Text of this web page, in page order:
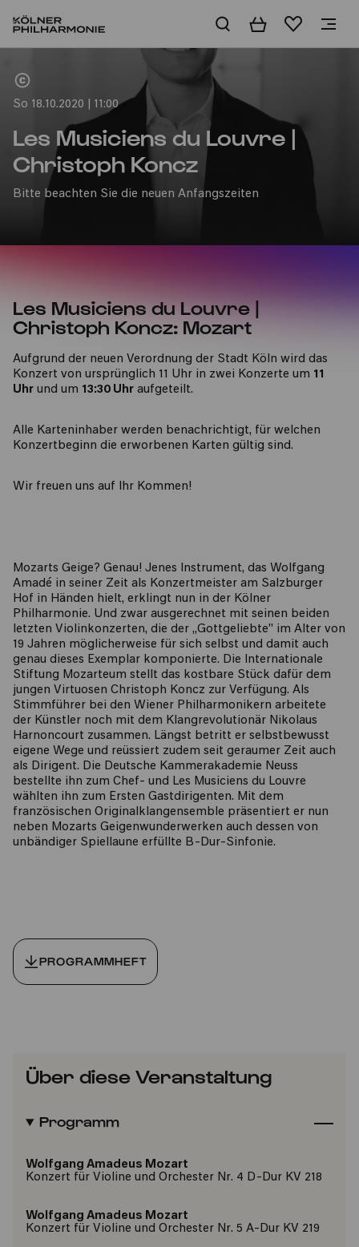
WarenkorbMerkliste
So 18.10.2020 | 11:00
Les Musiciens du Louvre |
Christoph Koncz
Bitte beachten Sie die neuen Anfangszeiten
Les Musiciens du Louvre |
Christoph Koncz: Mozart
Aufgrund der neuen Verordnung der Stadt Köln wird das
Konzert von ursprünglich 11 Uhr in zwei Konzerte um 11
Uhr und um 13:30 Uhr aufgeteilt.
Alle Karteninhaber werden benachrichtigt, für welchen
Konzertbeginn die erworbenen Karten gültig sind.
Wir freuen uns auf Ihr Kommen!
Mozarts Geige? Genau! Jenes Instrument, das Wolfgang
Amadé in seiner Zeit als Konzertmeister am Salzburger
Hof in Händen hielt, erklingt nun in der Kölner
Philharmonie. Und zwar ausgerechnet mit seinen beiden
letzten Violinkonzerten, die der „Gottgeliebte" im Alter von
19 Jahren möglicherweise für sich selbst und damit auch
genau dieses Exemplar komponierte. Die Internationale
Stiftung Mozarteum stellt das kostbare Stück dafür dem
jungen Virtuosen Christoph Koncz zur Verfügung. Als
Stimmführer bei den Wiener Philharmonikern arbeitete
der Künstler noch mit dem Klangrevolutionär Nikolaus
Harnoncourt zusammen. Längst betritt er selbstbewusst
eigene Wege und reüssiert zudem seit geraumer Zeit auch
als Dirigent. Die Deutsche Kammerakademie Neuss
bestellte ihn zum Chef- und Les Musiciens du Louvre
wählten ihn zum Ersten Gastdirigenten. Mit dem
französischen Originalklangensemble präsentiert er nun
neben Mozarts Geigenwunderwerken auch dessen von
unbändiger Spiellaune erfüllte B-Dur-Sinfonie.
PROGRAMMHEFT
Über diese Veranstaltung
Programm
Wolfgang Amadeus Mozart
Konzert für Violine und Orchester Nr. 4 D-Dur KV 218
Wolfgang Amadeus Mozart
Konzert für Violine und Orchester Nr. 5 A-Dur KV 219